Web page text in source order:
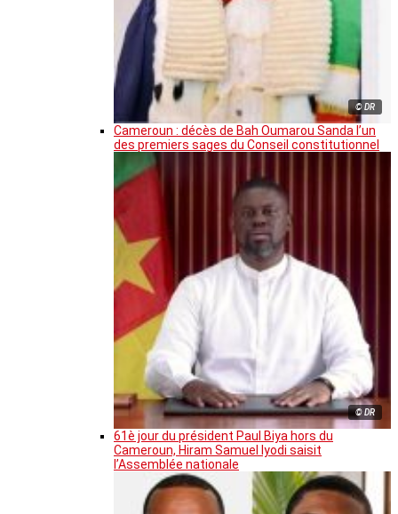
© DR
Cameroun : décès de Bah Oumarou Sanda l’un
des premiers sages du Conseil constitutionnel
© DR
61è jour du président Paul Biya hors du
Cameroun, Hiram Samuel Iyodi saisit
l’Assemblée nationale